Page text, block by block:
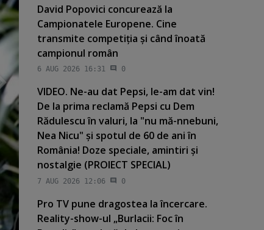
David Popovici concurează la
Campionatele Europene. Cine
transmite competiţia şi când înoată
campionul român
6 AUG 2026 16:31 0
VIDEO. Ne-au dat Pepsi, le-am dat vin!
De la prima reclamă Pepsi cu Dem
Rădulescu în valuri, la "nu mă-nnebuni,
Nea Nicu" şi spotul de 60 de ani în
România! Doze speciale, amintiri şi
nostalgie (PROIECT SPECIAL)
7 AUG 2026 12:06 0
Pro TV pune dragostea la încercare.
Reality-show-ul „Burlacii: Foc în